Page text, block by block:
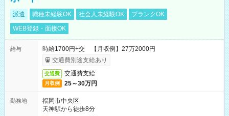
派遣 職種未経験OK 社会人未経験OK
ブランクOK
WEB登録・面接OK
給与
時給1700円+交 【月収例】27万2000円
交通費別途支給あり
交通費 交通費支給
月収例 25～30万円
勤務地
福岡市中央区
天神駅から徒歩8分